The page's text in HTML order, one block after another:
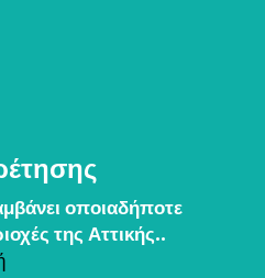
οποιαδήποτε
της Αττικής..